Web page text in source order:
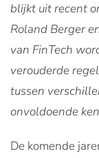
blijkt uit recent
Roland Berger
van FinTech
verouderde
tussen
onvoldoende
De komende